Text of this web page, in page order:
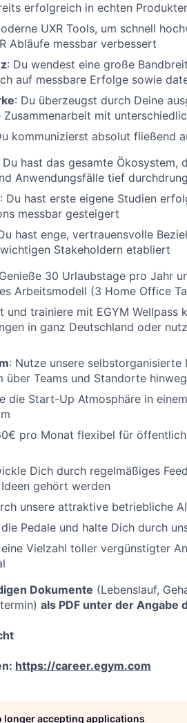
erfolgreich in echten
UXR Tools, um schnell
Abläufe messbar verbessert
: Du wendest eine große
auf messbare Erfolge sowie
: Du überzeugst durch Deine
mit
kommunizierst absolut fließend
Du hast das gesamte Ökosystem,
Anwendungsfälle tief
: Du hast erste eigene Studien
messbar gesteigert
hast enge, vertrauensvolle
Stakeholdern etabliert
30 Urlaubstage pro Jahr
Arbeitsmodell (3 Home Office
und trainiere mit EGYM Wellpass
in ganz Deutschland oder
: Nutze unsere
über Teams und Standorte
die Start-Up Atmosphäre in
pro Monat flexibel für
Dich durch regelmäßiges
gehört werden
unsere attraktive betriebliche
Pedale und halte Dich durch
Vielzahl toller vergünstigter
Dokumente (Lebenslauf,
als PDF unter der Angabe
https://career.egym.com
longer accepting applications